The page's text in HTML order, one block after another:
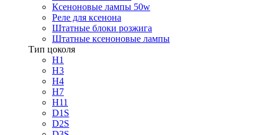
Ксеноновые лампы 50w
Реле для ксенона
Штатные блоки розжига
Штатные ксеноновые лампы
Тип цоколя
H1
H3
H4
H7
H11
D1S
D2S